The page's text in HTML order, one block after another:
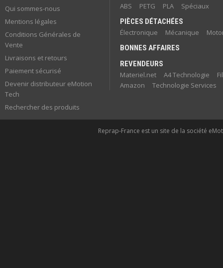
Qui sommes-nous
Mentions légales
Conditions Générales de
Vente
Livraisons et retours
Paiement sécurisé
Devenir distributeur eMotion
Tech
Rechercher des produits
ABS
PETG PLA
Spéciaux
PIÈCES DÉTACHÉES
Électronique
Mécanique
BONNES AFFAIRES
REVENDEURS
Materiel.net
A4 Technologie
Amazon
Technologie Services
Reprap-France est un site de la société